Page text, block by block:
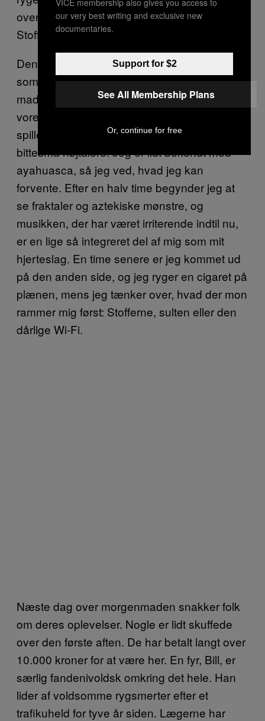
over, hvad der mon rammer mig først:
Stofferne, sulten eller den dårlige Wi-Fi.
Den første aften går vi ind i ceremonirummet,
som normalt er yogastudie. Her ligger vi på
madrasser med brækspande klar og tager
vores første dosis ayahuasca, mens Fabian
spiller et soundtrack med junglelyde fra et par
bittesmå højtalere. Jeg er lidt bekendt med
ayahuasca, så jeg ved, hvad jeg kan
forvente. Efter en halv time begynder jeg at
se fraktaler og aztekiske mønstre, og
musikken, der har været irriterende indtil nu,
er en lige så integreret del af mig som mit
hjerteslag. En time senere er jeg kommet ud
på den anden side, og jeg ryger en cigaret på
plænen, mens jeg tænker over, hvad der mon
rammer mig først: Stofferne, sulten eller den
dårlige Wi-Fi.
Næste dag over morgenmaden snakker folk
om deres oplevelser. Nogle er lidt skuffede
over den første aften. De har betalt langt over
10.000 kroner for at være her. En fyr, Bill, er
særlig fandenivoldsk omkring det hele. Han
lider af voldsomme rygsmerter efter et
trafikuheld for tyve år siden. Lægerne har
our very best writing and exclusive new
documentaries.
Support for $2
See All Membership Plans
Or, continue for free